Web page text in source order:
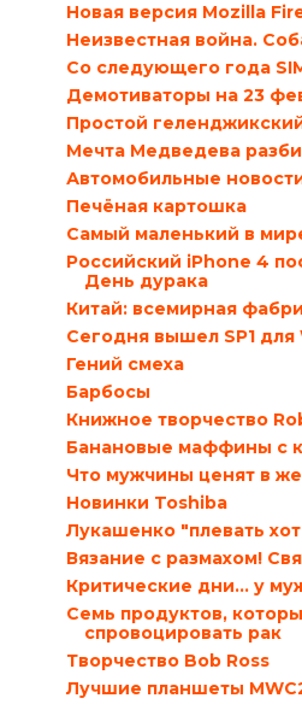
Новая версия Mozilla
Неизвестная война.
Со следующего года
Демотиваторы на 23
Простой
Мечта Медведева
Автомобильные
Печёная картошка
Самый маленький в
Российский iPhone 4
День дурака
Китай: всемирная
Сегодня вышел SP1 для
Гений смеха
Барбосы
Книжное творчество
Банановые маффины с
Что мужчины ценят в
Новинки Toshiba
Лукашенко "плевать
Вязание с размахом!
Критические дни… у
Семь продуктов,
спровоцировать рак
Творчество Bob Ross
Лучшие планшеты